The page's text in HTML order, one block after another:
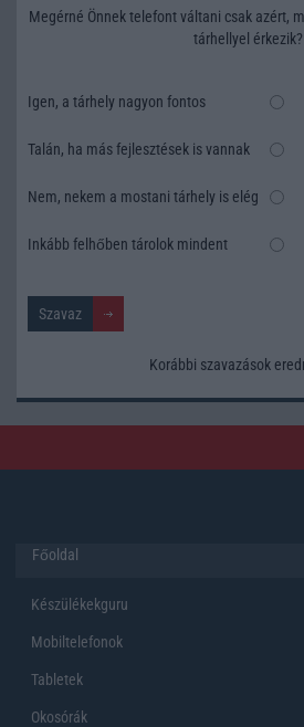
Megérné Önnek telefont váltani csak azért,
tárhellyel érkezik?
Igen, a tárhely nagyon fontos
Talán, ha más fejlesztések is vannak
Nem, nekem a mostani tárhely is elég
Inkább felhőben tárolok mindent
Korábbi szavazások
Főoldal
Készülékekguru
Mobiltelefonok
Tabletek
Okosórák